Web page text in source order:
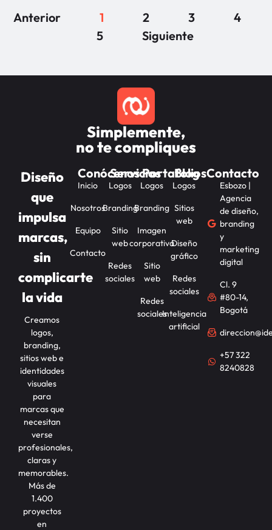
Anterior 1 2 3
4
5
Siguiente
Simplemente,
no te compliques
Diseño
que
impulsa
marcas,
sin
complicarte
la vida
Creamos
logos,
branding,
sitios web e
identidades
visuales
para
marcas que
necesitan
verse
profesionales,
claras y
memorables.
Más de
1.400
proyectos
en
Conócenos
Inicio
Nosotros
Equipo
Contacto
Servicios
Logos
Branding
Sitio
web
Redes
sociales
Portafolios
Logos
Branding
Imagen
corporativa
Sitio
web
Redes
sociales
Blog
Logos
Sitios
web
Diseño
gráfico
Redes
sociales
Inteligencia
artificial
Contacto
Esbozo |
Agencia
de diseño,
branding
y
marketing
digital
Cl. 9
#80-14,
Bogotá
+57 322
8240828